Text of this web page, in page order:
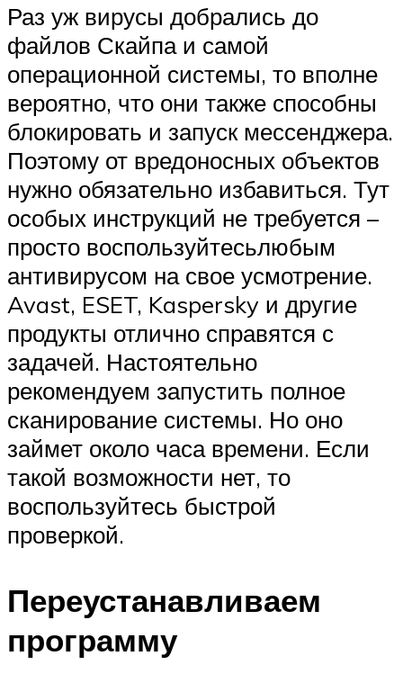
Раз уж вирусы добрались до
файлов Скайпа и самой
операционной системы, то вполне
вероятно, что они также способны
блокировать и запуск мессенджера.
Поэтому от вредоносных объектов
нужно обязательно избавиться. Тут
особых инструкций не требуется –
просто воспользуйтесьлюбым
антивирусом на свое усмотрение.
Avast, ESET, Kaspersky и другие
продукты отлично справятся с
задачей. Настоятельно
рекомендуем запустить полное
сканирование системы. Но оно
займет около часа времени. Если
такой возможности нет, то
воспользуйтесь быстрой
проверкой.
Переустанавливаем
программу